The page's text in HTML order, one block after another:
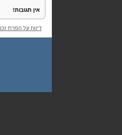
אין תגובות!
דיווח על הפרת